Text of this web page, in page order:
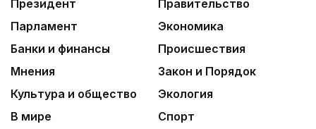
Президент
Правительство
Парламент
Экономика
Банки и финансы
Происшествия
Мнения
Закон и Порядок
Культура и общество
Экология
В мире
Спорт